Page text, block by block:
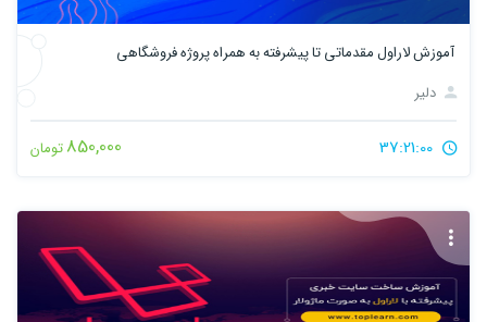
آموزش لاراول مقدماتی تا پیشرفته به همراه پروژه فروشگاهی
دلیر
850,000تومان